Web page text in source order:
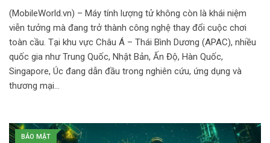
(MobileWorld.vn) – Máy tính lượng tử không còn là khái niệm
viễn tưởng mà đang trở thành công nghệ thay đổi cuộc chơi
toàn cầu. Tại khu vực Châu Á – Thái Bình Dương (APAC), nhiều
quốc gia như Trung Quốc, Nhật Bản, Ấn Độ, Hàn Quốc,
Singapore, Úc đang dẫn đầu trong nghiên cứu, ứng dụng và
thương mại…
BẢO MẬT